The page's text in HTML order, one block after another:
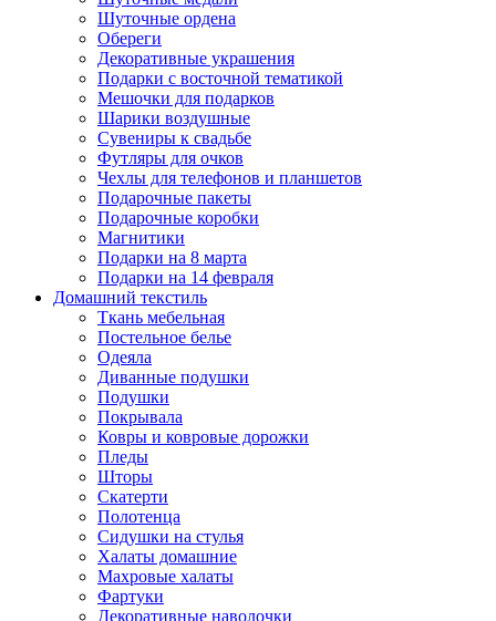
Шуточные ордена
Обереги
Декоративные украшения
Подарки с восточной тематикой
Мешочки для подарков
Шарики воздушные
Сувениры к свадьбе
Футляры для очков
Чехлы для телефонов и планшетов
Подарочные пакеты
Подарочные коробки
Магнитики
Подарки на 8 марта
Подарки на 14 февраля
Домашний текстиль
Ткань мебельная
Постельное белье
Одеяла
Диванные подушки
Подушки
Покрывала
Ковры и ковровые дорожки
Пледы
Шторы
Скатерти
Полотенца
Сидушки на стулья
Халаты домашние
Махровые халаты
Фартуки
Декоративные наволочки